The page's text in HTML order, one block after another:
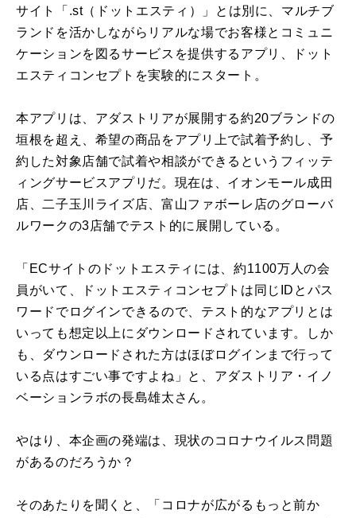
サイト「.st（ドットエスティ）」とは別に、マルチブ
ランドを活かしながらリアルな場でお客様とコミュニ
ケーションを図るサービスを提供するアプリ、ドット
エスティコンセプトを実験的にスタート。
本アプリは、アダストリアが展開する約20ブランドの
垣根を超え、希望の商品をアプリ上で試着予約し、予
約した対象店舗で試着や相談ができるというフィッテ
ィングサービスアプリだ。現在は、イオンモール成田
店、二子玉川ライズ店、富山ファボーレ店のグローバ
ルワークの3店舗でテスト的に展開している。
「ECサイトのドットエスティには、約1100万人の会
員がいて、ドットエスティコンセプトは同じIDとパス
ワードでログインできるので、テスト的なアプリとは
いっても想定以上にダウンロードされています。しか
も、ダウンロードされた方はほぼログインまで行って
いる点はすごい事ですよね」と、アダストリア・イノ
ベーションラボの長島雄太さん。
やはり、本企画の発端は、現状のコロナウイルス問題
があるのだろうか？
そのあたりを聞くと、「コロナが広がるもっと前か